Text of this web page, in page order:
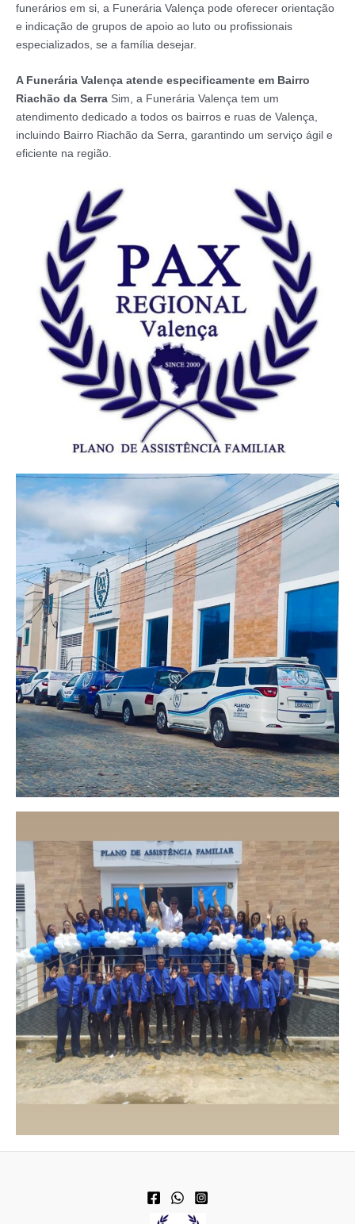
funerários em si, a Funerária Valença pode oferecer orientação
e indicação de grupos de apoio ao luto ou profissionais
especializados, se a família desejar.
A Funerária Valença atende especificamente em Bairro
Riachão da Serra Sim, a Funerária Valença tem um
atendimento dedicado a todos os bairros e ruas de Valença,
incluindo Bairro Riachão da Serra, garantindo um serviço ágil e
eficiente na região.